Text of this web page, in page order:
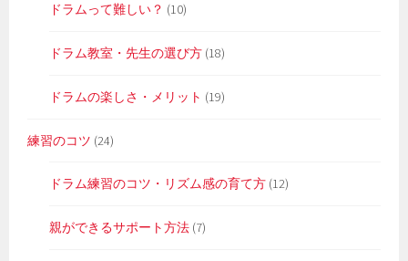
ドラムって難しい？ (10)
ドラム教室・先生の選び方 (18)
ドラムの楽しさ・メリット (19)
練習のコツ (24)
ドラム練習のコツ・リズム感の育て方 (12)
親ができるサポート方法 (7)